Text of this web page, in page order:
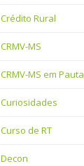
Crédito Rural
CRMV-MS
CRMV-MS em Pauta
Curiosidades
Curso de RT
Decon